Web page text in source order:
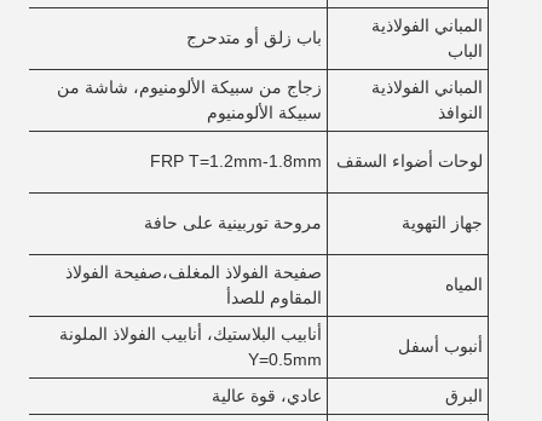
المباني الفولاذية
الباب
باب زلق أو متدحرج
المباني الفولاذية
النوافذ
زجاج من سبيكة الألومنيوم، شاشة من
سبيكة الألومنيوم
لوحات أضواء السقف FRP T=1.2mm-1.8mm
جهاز التهوية مروحة توربينية على حافة
المياه
صفيحة الفولاذ المغلف،صفيحة الفولاذ
المقاوم للصدأ
أنبوب أسفل
أنابيب البلاستيك، أنابيب الفولاذ الملونة
Y=0.5mm
البرق عادي، قوة عالية